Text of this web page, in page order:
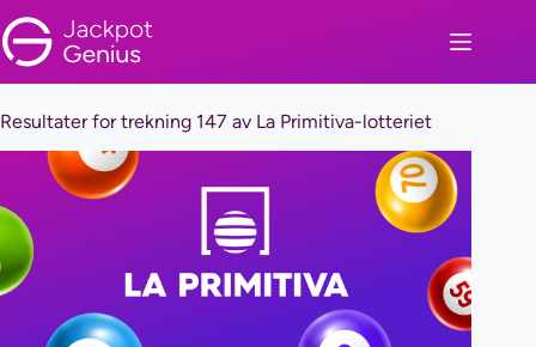
til
innholdet
Resultater for trekning 147 av La Primitiva-lotteriet